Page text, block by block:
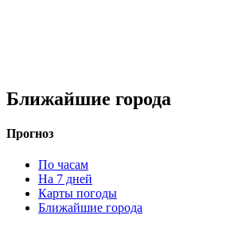
Ближайшие города
Прогноз
По часам
На 7 дней
Карты погоды
Ближайшие города